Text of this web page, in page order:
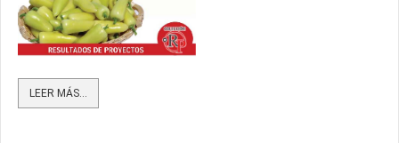
LEER MÁS...